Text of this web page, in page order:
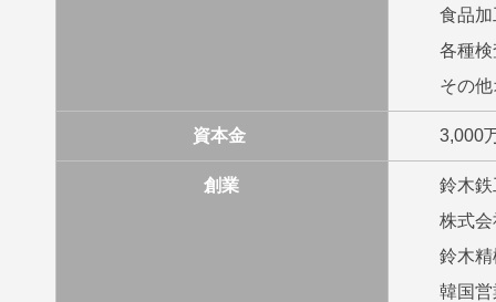
食品
各種
その
資本金 3,000
創業
鈴木
株式
鈴木
韓国